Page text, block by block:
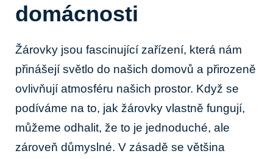
domácnosti
Žárovky jsou fascinující zařízení, která nám
přinášejí světlo do našich domovů a přirozeně
ovlivňují atmosféru našich prostor. Když se
podíváme na to, jak žárovky vlastně fungují,
můžeme odhalit, že to je jednoduché, ale
zároveň důmyslné. V zásadě se většina